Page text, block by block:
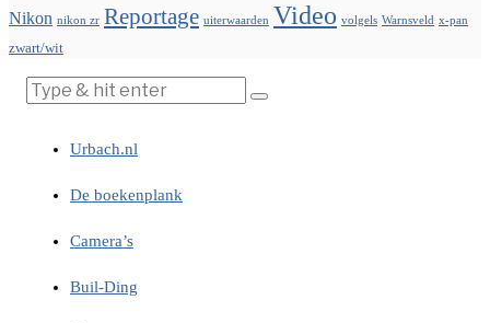
Nikon nikon zr Reportage uiterwaarden Video volgels Warnsveld x-pan
zwart/wit
Urbach.nl
De boekenplank
Camera’s
Buil-Ding